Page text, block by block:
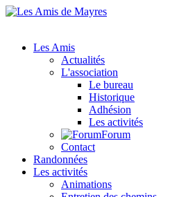
Les Amis
Actualités
L'association
Le bureau
Historique
Adhésion
Les activités
Forum
Contact
Randonnées
Les activités
Animations